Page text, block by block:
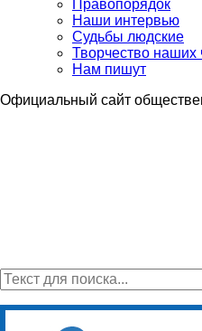
Правопорядок
Наши интервью
Судьбы людские
Творчество наших
Нам пишут
Официальный сайт